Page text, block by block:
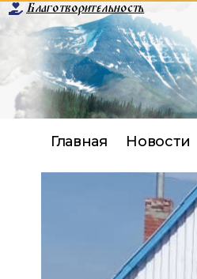
Благотворительность
Главная Новости